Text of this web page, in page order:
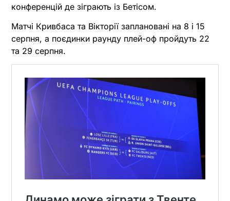
конференцій де зіграють із Бетісом.
Матчі Кривбаса та Вікторії заплановані на 8 і 15
серпня, а поєдинки раунду плей-оф пройдуть 22
та 29 серпня.